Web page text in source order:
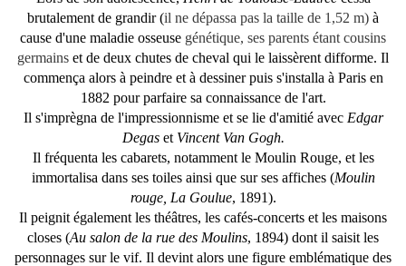
brutalement de grandir (il ne dépassa pas la taille de 1,52 m) à
cause d'une maladie osseuse génétique, ses parents étant cousins
germains et de deux chutes de cheval qui le laissèrent difforme. Il
commença alors à peindre et à dessiner puis s'installa à Paris en
1882 pour parfaire sa connaissance de l'art.
Il s'imprègna de l'impressionnisme et se lie d'amitié avec Edgar
Degaset Vincent Van Gogh.
Il fréquenta les cabarets, notamment le Moulin Rouge, et les
immortalisa dans ses toiles ainsi que sur ses affiches (Moulin
rouge, La Goulue, 1891).
Il peignit également les théâtres, les cafés-concerts et les maisons
closes (Au salon de la rue des Moulins, 1894) dont il saisit les
personnages sur le vif. Il devint alors une figure emblématique des